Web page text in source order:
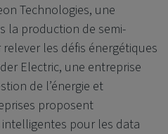
Technologies, une
la production de semi-
les défis énergétiques
Electric, une entreprise
de l’énergie et
proposent
pour les data